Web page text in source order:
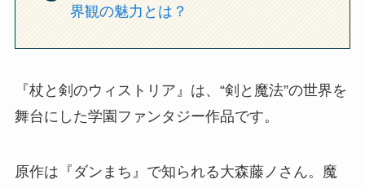
界観の魅力とは？
『杖と剣のウィストリア』は、“剣と魔法”の世界を
舞台にした学園ファンタジー作品です。
原作は『ダンまち』で知られる大森藤ノさん。魔